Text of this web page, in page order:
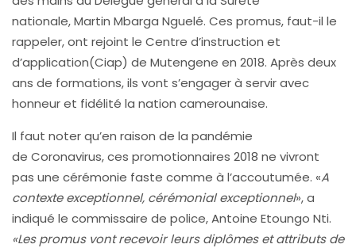
nationale, Martin Mbarga Nguelé. Ces promus, faut-il le
rappeler, ont rejoint le Centre d’instruction et
d’application(Ciap) de Mutengene en 2018. Après deux
ans de formations, ils vont s’engager à servir avec
honneur et fidélité la nation camerounaise.
Il faut noter qu’en raison de la pandémie
de Coronavirus, ces promotionnaires 2018 ne vivront
pas une cérémonie faste comme à l’accoutumée. «A
contexte exceptionnel, cérémonial exceptionnel», a
indiqué le commissaire de police, Antoine Etoungo Nti.
«Les promus vont recevoir leurs diplômes et attributs de